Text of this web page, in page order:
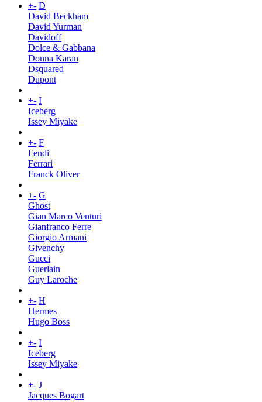
+- D
David Beckham
David Yurman
Davidoff
Dolce & Gabbana
Donna Karan
Dsquared
Dupont
+- I
Iceberg
Issey Miyake
+- F
Fendi
Ferrari
Franck Oliver
+- G
Ghost
Gian Marco Venturi
Gianfranco Ferre
Giorgio Armani
Givenchy
Gucci
Guerlain
Guy Laroche
+- H
Hermes
Hugo Boss
+- I
Iceberg
Issey Miyake
+- J
Jacques Bogart